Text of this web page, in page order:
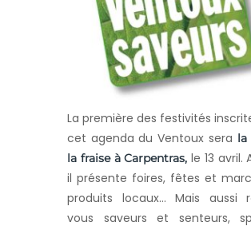
La première des festivités
cet agenda du Ventoux sera la
la fraise à Carpentras, le 13 avril.
il présente foires, fêtes et
produits locaux… Mais aussi
vous saveurs et senteurs,